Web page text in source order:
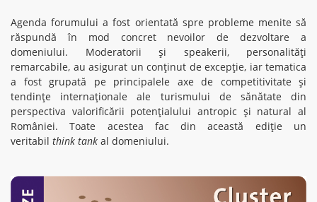
Agenda forumului a fost orientată spre probleme menite să
răspundă în mod concret nevoilor de dezvoltare a
domeniului. Moderatorii și speakerii, personalități
remarcabile, au asigurat un conținut de excepție, iar tematica
a fost grupată pe principalele axe de competitivitate și
tendințe internaționale ale turismului de sănătate din
perspectiva valorificării potențialului antropic și natural al
României. Toate acestea fac din această ediție un
veritabil think tank al domeniului.